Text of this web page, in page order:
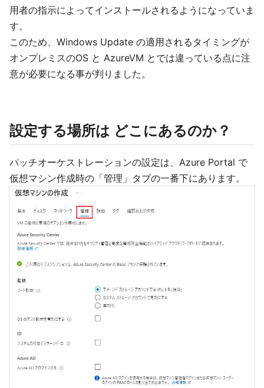
用者の指示によってインストールされるようになっていま
す。
このため、Windows Update の適用されるタイミングが
オンプレミスのOS と AzureVM とでは違っている点に注
意が必要になる事が判りました。
設定する場所は どこにあるのか？
パッチオーケストレーションの設定は、Azure Portal で
仮想マシン作成時の「管理」タブの一番下にあります。